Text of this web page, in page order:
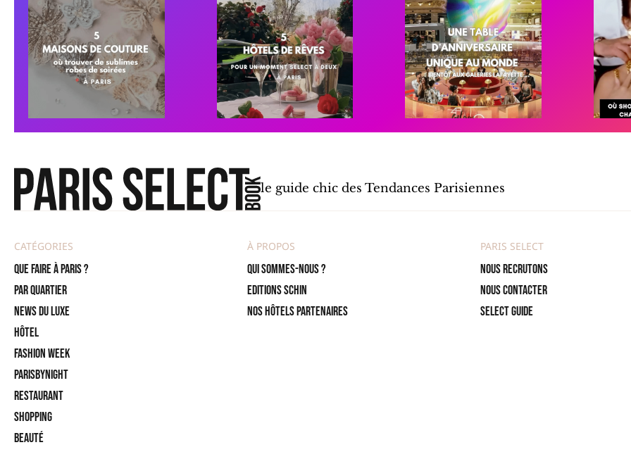
le guide chic des Tendances Parisiennes
CATÉGORIES
Que faire à Paris ?
PAR QUARTIER
News du Luxe
Hôtel
Fashion Week
ParisByNight
Restaurant
Shopping
Beauté
À PROPOS
Qui sommes-nous ?
Editions SCHIN
Nos hôtels partenaires
PARIS SELECT
Nous recrutons
Nous contacter
Select Guide